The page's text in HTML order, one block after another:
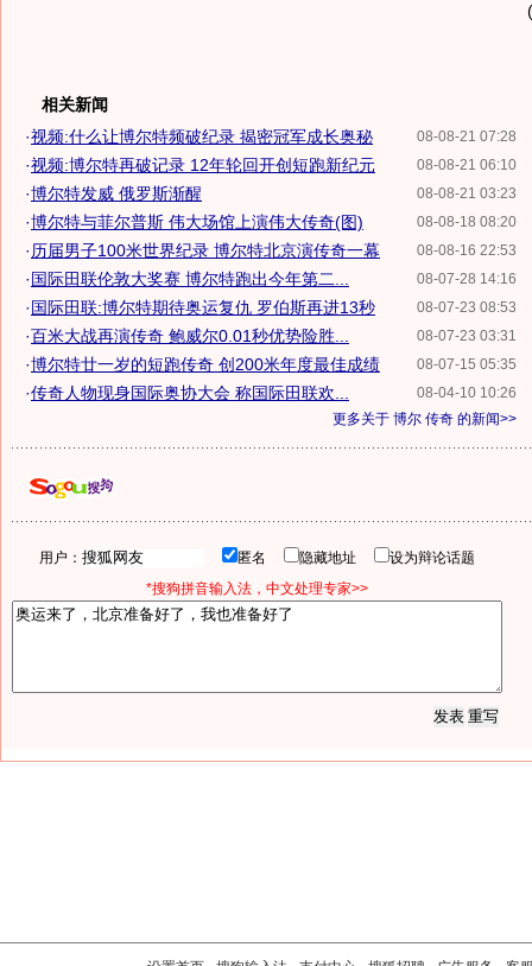
相关新闻
08-08-21 07:28
·视频:什么让博尔特频破纪录 揭密冠军成长奥秘
08-08-21 06:10
·视频:博尔特再破记录 12年轮回开创短跑新纪元
08-08-21 03:23
·博尔特发威 俄罗斯渐醒
08-08-18 08:20
·博尔特与菲尔普斯 伟大场馆上演伟大传奇(图)
08-08-16 22:53
· 历届男子100米世界纪录 博尔特北京演传奇一幕
08-07-28 14:16
·国际田联伦敦大奖赛 博尔特跑出今年第二...
08-07-23 08:53
·国际田联:博尔特期待奥运复仇 罗伯斯再进13秒
08-07-23 03:31
·百米大战再演传奇 鲍威尔0.01秒优势险胜...
08-07-15 05:35
·博尔特廿一岁的短跑传奇 创200米年度最佳成绩
08-04-10 10:26
·传奇人物现身国际奥协大会 称国际田联欢...
更多关于 博尔 传奇 的新闻>>
用户： 匿名 隐藏地址
设为辩论话题
*搜狗拼音输入法，中文处理专家>>